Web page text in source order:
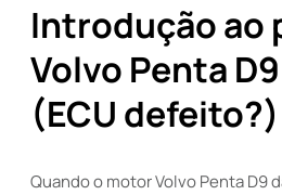
Introdução ao
Volvo Penta
(ECU defeito?)
Quando o motor Volvo Penta D9